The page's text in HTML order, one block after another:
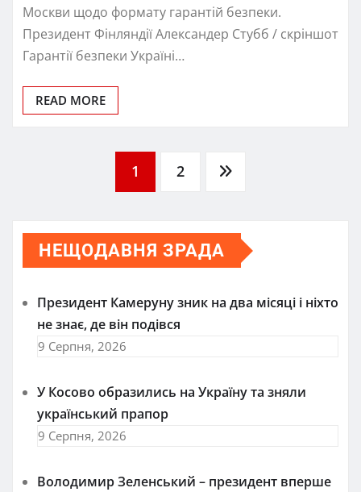
Москви щодо формату гарантій безпеки.
Президент Фінляндії Александер Стубб / скріншот
Гарантії безпеки Україні…
READ MORE
Пагінація
записів
1 2
НЕЩОДАВНЯ ЗРАДА
Президент Камеруну зник на два місяці і ніхто
не знає, де він подівся
9 Серпня, 2026
У Косово образились на Україну та зняли
український прапор
9 Серпня, 2026
Володимир Зеленський – президент вперше